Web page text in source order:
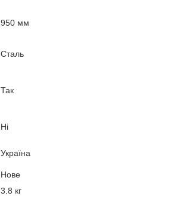
950 мм
Сталь
Так
Ні
Україна
Нове
3.8 кг